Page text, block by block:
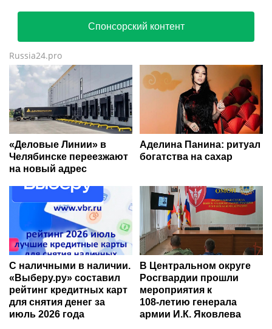
Спонсорский контент
Russia24.pro
«Деловые Линии» в
Челябинске переезжают
на новый адрес
Аделина Панина: ритуал
богатства на сахар
С наличными в наличии.
«Выберу.ру» составил
рейтинг кредитных карт
для снятия денег за
июль 2026 года
В Центральном округе
Росгвардии прошли
мероприятия к
108‑летию генерала
армии И.К. Яковлева